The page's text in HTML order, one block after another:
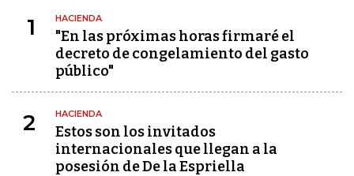
1 HACIENDA
"En las próximas horas firmaré el
decreto de congelamiento del gasto
público"
2 HACIENDA
Estos son los invitados
internacionales que llegan a la
posesión de De la Espriella